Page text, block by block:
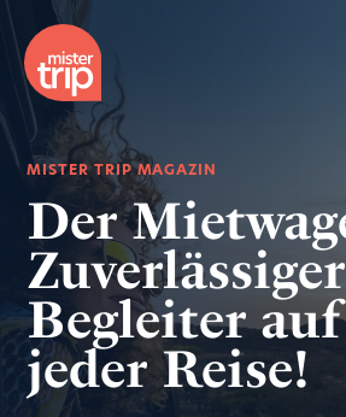
MISTER TRIP MAGAZIN
Der
Zuverlässiger
Begleiter
jeder Reise!